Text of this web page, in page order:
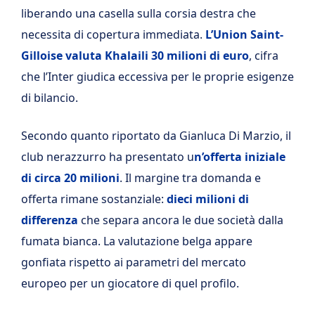
liberando una casella sulla corsia destra che
necessita di copertura immediata. L’Union Saint-
Gilloise valuta Khalaili 30 milioni di euro, cifra
che l’Inter giudica eccessiva per le proprie esigenze
di bilancio.
Secondo quanto riportato da Gianluca Di Marzio, il
club nerazzurro ha presentato un’offerta iniziale
di circa 20 milioni. Il margine tra domanda e
offerta rimane sostanziale: dieci milioni di
differenza che separa ancora le due società dalla
fumata bianca. La valutazione belga appare
gonfiata rispetto ai parametri del mercato
europeo per un giocatore di quel profilo.